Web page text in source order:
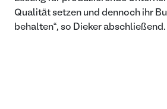
Qualität setzen und dennoch ihr
behalten“, so Dieker abschließend.